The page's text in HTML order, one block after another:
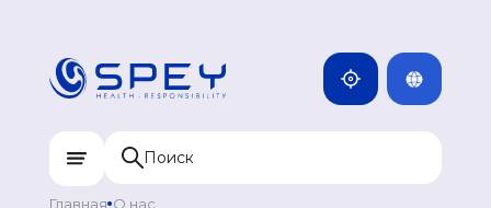
МОНГОЛИЯ
ДОМИНИКАН
MNG
Главная О нас